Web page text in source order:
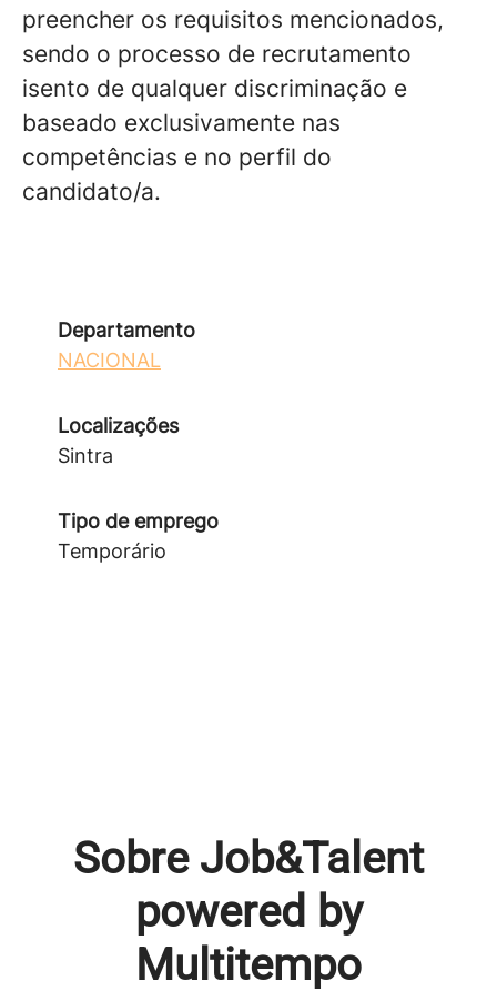
preencher os requisitos mencionados,
sendo o processo de recrutamento
isento de qualquer discriminação e
baseado exclusivamente nas
competências e no perfil do
candidato/a.
Departamento
NACIONAL
Localizações
Sintra
Tipo de emprego
Temporário
Sobre Job&Talent
powered by
Multitempo